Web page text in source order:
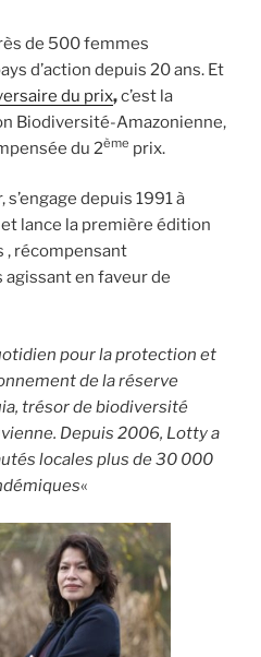
de 500 femmes
d’action depuis 20 ans. Et
du prix,c’est la
Biodiversité-Amazonienne,
du 2ème prix.
s’engage depuis 1991 à
lance la première édition
, récompensant
agissant en faveur de
pour la protection et
de la réserve
trésor de biodiversité
Depuis 2006, Lotty a
locales plus de 30 000
«